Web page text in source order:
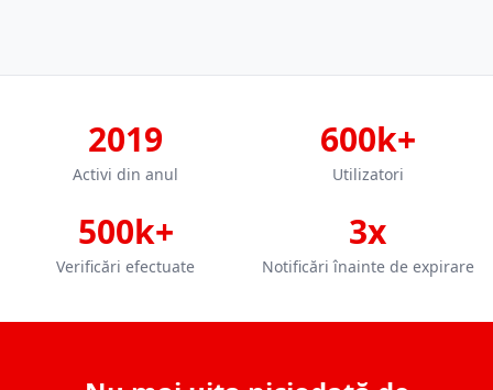
2019
Activi din anul
600k+
Utilizatori
500k+
Verificări efectuate
3x
Notificări înainte de expirare